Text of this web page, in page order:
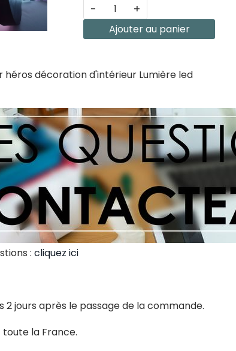
- +
Ajouter au panier
héros décoration d'intérieur Lumière led
: cliquez ici
2 jours après le passage de la commande.
la France.